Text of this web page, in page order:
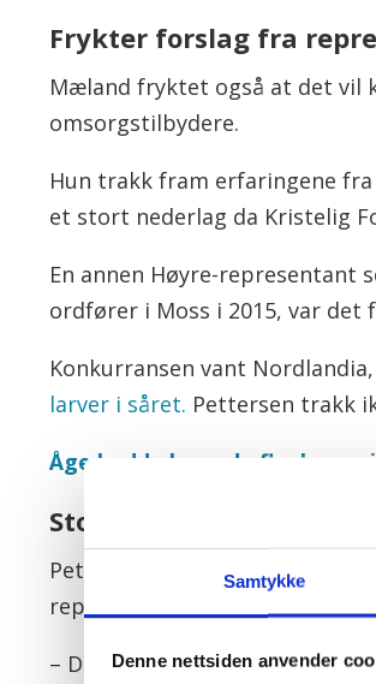
Samtykke
Denne nettsiden anvender
Frykter forslag fra
Mæland fryktet også at det
omsorgstilbydere.
Hun trakk fram erfaringene
et stort nederlag da Kristelig
En annen Høyre-representant
ordfører i Moss i 2015, var
Konkurransen vant
larver i såret. Pettersen trakk
Åge hadde levende fluelarver
Stor ideologisk kamp
Pettersen sitter nå på
representantforslag om
– Dette forteller meg at vi